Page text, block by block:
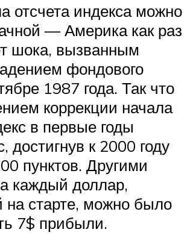
отсчета индекса можно
— Америка как раз
шока, вызванным
фондового
1987 года. Так что
коррекции начала
в первые годы
достигнув к 2000 году
пунктов. Другими
каждый доллар,
на старте, можно было
7$ прибыли.